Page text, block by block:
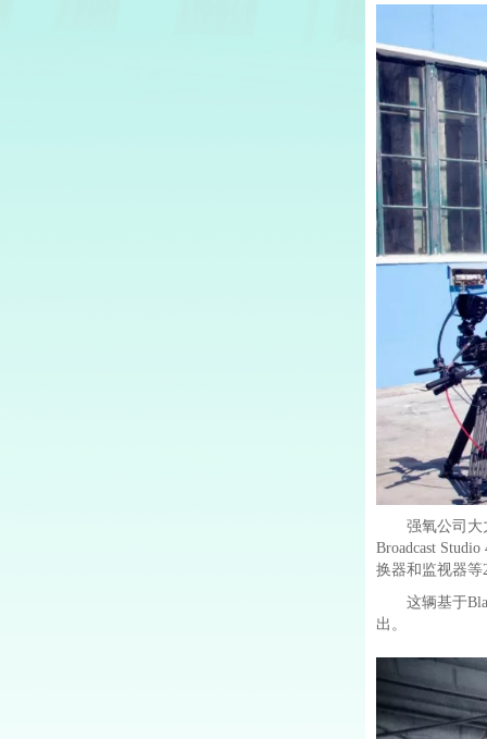
强氧公司大
Broadcast
换器和监视器等
这辆基于
出。